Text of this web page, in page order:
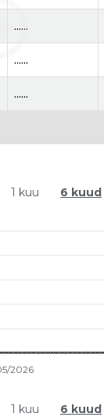
......
......
......
1 kuu 6 kuud
1 kuu 6 kuud